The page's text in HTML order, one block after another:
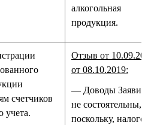
алкогольная
продукция.
счетчиков
учета.
Отзыв от
от 08.10.2019:
— Доводы
не состоятельны,
поскольку,